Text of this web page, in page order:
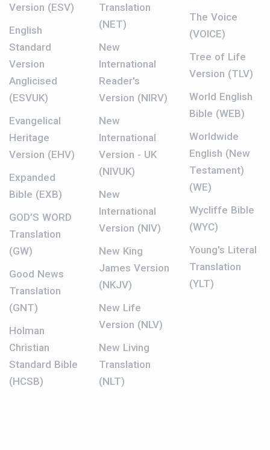
Version (ESV)
English
Standard
Version
Anglicised
(ESVUK)
Evangelical
Heritage
Version (EHV)
Expanded
Bible (EXB)
GOD’S WORD
Translation
(GW)
Good News
Translation
(GNT)
Holman
Christian
Standard Bible
(HCSB)
Translation
(NET)
New
International
Reader's
Version (NIRV)
New
International
Version - UK
(NIVUK)
New
International
Version (NIV)
New King
James Version
(NKJV)
New Life
Version (NLV)
New Living
Translation
(NLT)
The Voice
(VOICE)
Tree of Life
Version (TLV)
World English
Bible (WEB)
Worldwide
English (New
Testament)
(WE)
Wycliffe Bible
(WYC)
Young's Literal
Translation
(YLT)